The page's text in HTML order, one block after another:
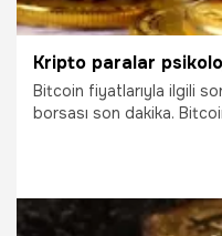
Bitcoin fiyatlarıyla ilgili
borsası son dakika.
dolar seviyesi üzerinde
geldi. İşte detaylar ve